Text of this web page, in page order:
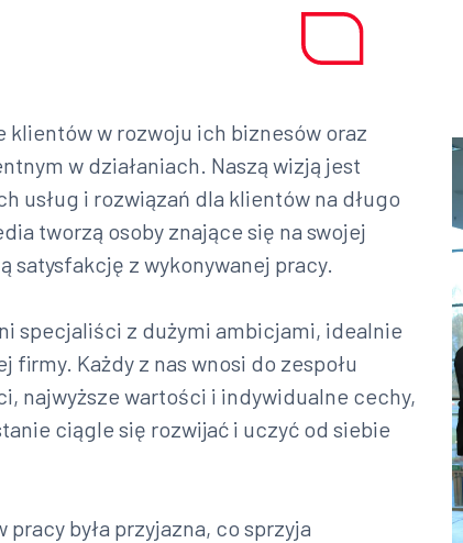
klientów w rozwoju ich biznesów oraz
w działaniach. Naszą wizją jest
usług i rozwiązań dla klientów na długo
tworzą osoby znające się na swojej
satysfakcję z wykonywanej pracy.
specjaliści z dużymi ambicjami, idealnie
firmy. Każdy z nas wnosi do zespołu
najwyższe wartości i indywidualne cechy,
ciągle się rozwijać i uczyć od siebie
pracy była przyjazna, co sprzyja